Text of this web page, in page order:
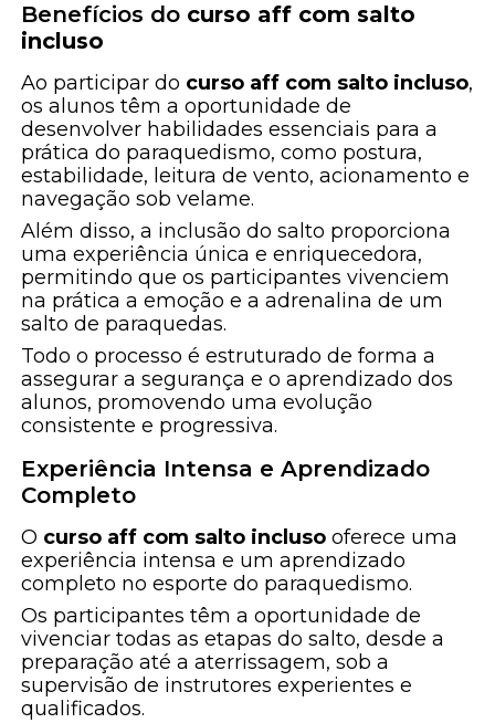
Benefícios do curso aff com salto
incluso
Ao participar do curso aff com salto incluso,
os alunos têm a oportunidade de
desenvolver habilidades essenciais para a
prática do paraquedismo, como postura,
estabilidade, leitura de vento, acionamento e
navegação sob velame.
Além disso, a inclusão do salto proporciona
uma experiência única e enriquecedora,
permitindo que os participantes vivenciem
na prática a emoção e a adrenalina de um
salto de paraquedas.
Todo o processo é estruturado de forma a
assegurar a segurança e o aprendizado dos
alunos, promovendo uma evolução
consistente e progressiva.
Experiência Intensa e Aprendizado
Completo
O curso aff com salto incluso oferece uma
experiência intensa e um aprendizado
completo no esporte do paraquedismo.
Os participantes têm a oportunidade de
vivenciar todas as etapas do salto, desde a
preparação até a aterrissagem, sob a
supervisão de instrutores experientes e
qualificados.